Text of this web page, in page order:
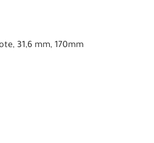
31,6 mm, 170mm